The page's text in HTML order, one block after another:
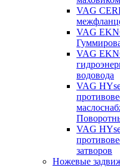
VAG
VAG
VAG
водовода
VAG
VAG
затворов
Ножевые